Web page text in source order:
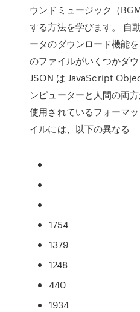
ウンドミュージック（
する方法を学びます。 自
ータのダウンロード機能
のファイルがいくつかダウ
JSON は JavaScript
ンピューターと人間の両
使用されているフォーマ
イルには、以下の異なる
1754
1379
1248
440
1934